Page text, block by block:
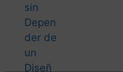
ador
Cómo
Aplica
r el